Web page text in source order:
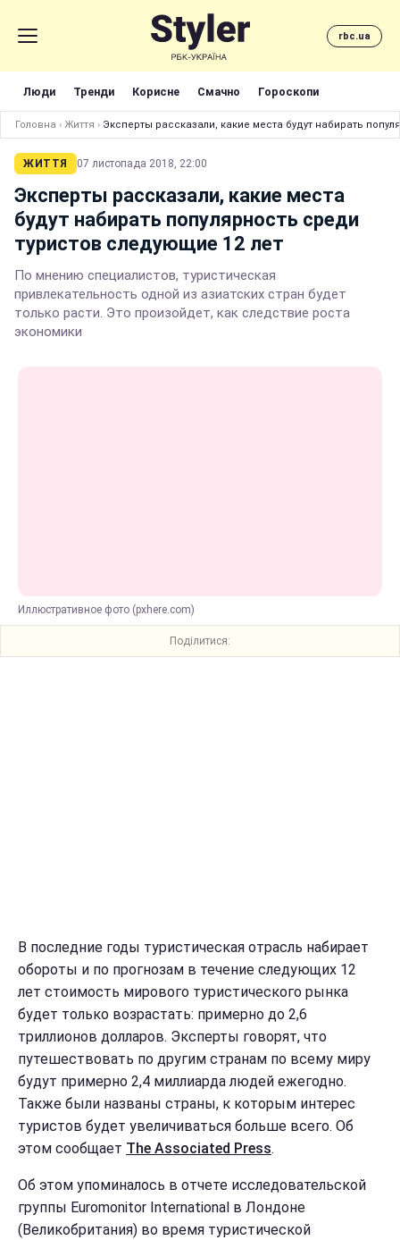
rbc.ua
Люди Тренди Корисне Смачно Гороскопи
Головна › Життя › Эксперты рассказали, какие места будут набирать
ЖИТТЯ 07 листопада 2018, 22:00
Эксперты рассказали, какие места
будут набирать популярность среди
туристов следующие 12 лет
По мнению специалистов, туристическая
привлекательность одной из азиатских стран будет
только расти. Это произойдет, как следствие роста
экономики
Иллюстративное фото (pxhere.com)
Поділитися:
В последние годы туристическая отрасль набирает
обороты и по прогнозам в течение следующих 12
лет стоимость мирового туристического рынка
будет только возрастать: примерно до 2,6
триллионов долларов. Эксперты говорят, что
путешествовать по другим странам по всему миру
будут примерно 2,4 миллиарда людей ежегодно.
Также были названы страны, к которым интерес
туристов будет увеличиваться больше всего. Об
этом сообщает The Associated Press.
Об этом упоминалось в отчете исследовательской
группы Euromonitor International в Лондоне
(Великобритания) во время туристической